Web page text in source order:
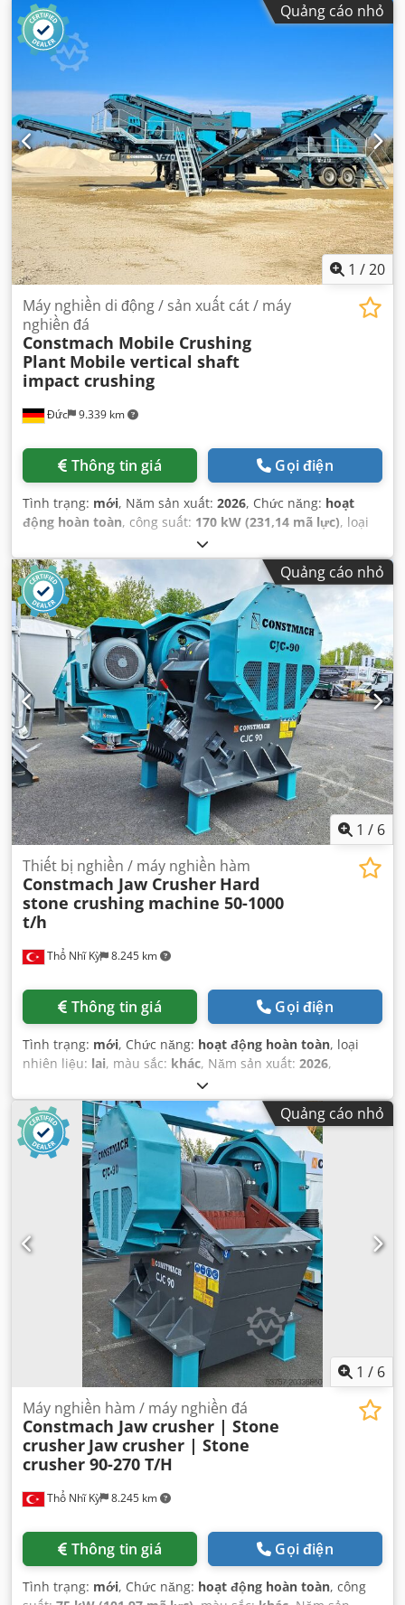
Quảng cáo nhỏ
1 /20
Đức 9.339 km
Máy nghiền di động / sản xuất cát / máy
nghiền đá
Constmach Mobile Crushing
Plant Mobile vertical shaft
impact crushing
Thông tin giá Gọi điện
Tình trạng: mới, Năm sản xuất: 2026, Chức năng: hoạt
động hoàn toàn, công suất: 170 kW (231,14 mã lực), loại
khác, Thiết bị:
Quảng cáo nhỏ
1 / 6
Thổ Nhĩ Kỳ 8.245 km
Thiết bị nghiền / máy nghiền hàm
Constmach Jaw Crusher Hard
stone crushing machine 50-1000
t/h
Thông tin giá Gọi điện
Tình trạng: mới, Chức năng: hoạt động hoàn toàn, loại
nhiên liệu: lai, màu sắc: khác, Năm sản xuất: 2026,
Quảng cáo nhỏ
1 / 6
Thổ Nhĩ Kỳ 8.245 km
Máy nghiền hàm / máy nghiền đá
Constmach Jaw crusher | Stone
crusher Jaw crusher | Stone
crusher 90-270 T/H
Thông tin giá Gọi điện
Tình trạng: mới, Chức năng: hoạt động hoàn toàn, công